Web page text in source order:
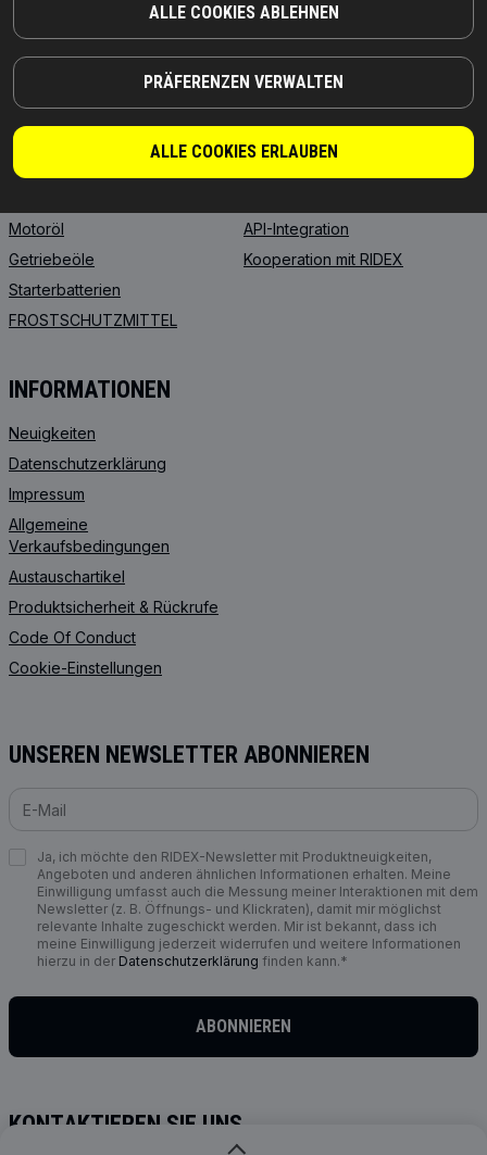
ALLE COOKIES ABLEHNEN
PRÄFERENZEN VERWALTEN
ALLE COOKIES ERLAUBEN
PRODUKTE
ÜBER UNS
RIDEX
RIDEX PLUS
Motoröl
Getriebeöle
Starterbatterien
FROSTSCHUTZMITTEL
PARTNERSCHAFT
Händler
API-Integration
Kooperation mit RIDEX
INFORMATIONEN
Neuigkeiten
Datenschutzerklärung
Impressum
Allgemeine
Verkaufsbedingungen
Austauschartikel
Produktsicherheit & Rückrufe
Code Of Conduct
Cookie-Einstellungen
KONTAKTIEREN SIE UNS
UNSEREN NEWSLETTER ABONNIEREN
Ja, ich möchte den RIDEX-Newsletter mit Produktneuigkeiten,
Angeboten und anderen ähnlichen Informationen erhalten. Meine
Einwilligung umfasst auch die Messung meiner Interaktionen mit dem
Newsletter (z. B. Öffnungs- und Klickraten), damit mir möglichst
relevante Inhalte zugeschickt werden. Mir ist bekannt, dass ich
meine Einwilligung jederzeit widerrufen und weitere Informationen
hierzu in der Datenschutzerklärung finden kann.*
ABONNIEREN